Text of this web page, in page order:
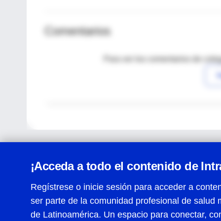
Comentarios
Para ver los comentarios de
¡Acceda a todo el contenido de
Regístrese o inicie sesión para acceder a
ser parte de la comunidad profesional de salud
de Latinoamérica. Un espacio para conectar,
Centro de Ayuda